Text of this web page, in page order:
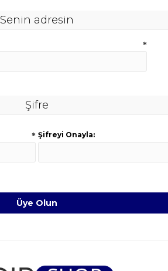
Senin adresin
*
Şifre
* Şifreyi Onayla: